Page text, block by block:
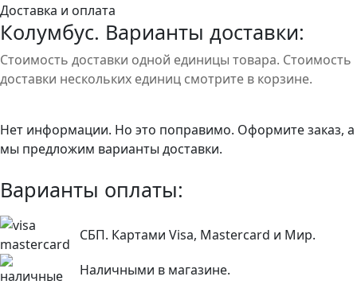
Доставка и оплата
Колумбус. Варианты доставки:
Стоимость доставки одной единицы товара. Стоимость
доставки нескольких единиц смотрите в корзине.
Нет информации. Но это поправимо. Оформите заказ, а
мы предложим варианты доставки.
Варианты оплаты:
СБП. Картами Visa, Mastercard и Мир.
Наличными в магазине.